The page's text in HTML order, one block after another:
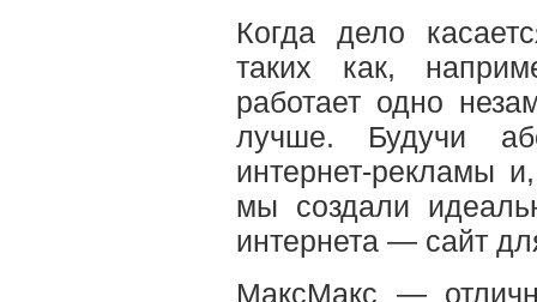
Когда дело
таких как,
работает одно
лучше. Будучи
интернет-рекламы
мы создали
интернета — сайт
МаксМакс —